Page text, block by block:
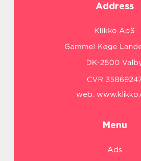
Address
web:
Menu
Ads